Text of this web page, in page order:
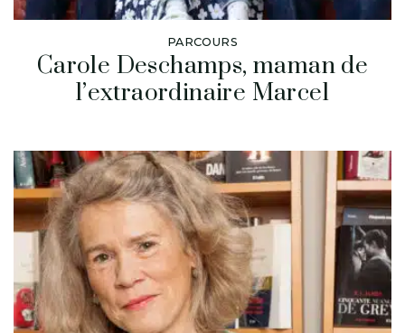
PARCOURS
Carole Deschamps, maman de
l’extraordinaire Marcel